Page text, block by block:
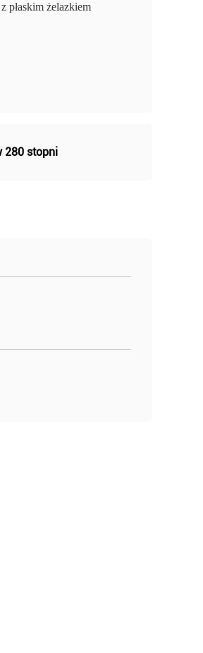
płaskim żelazkiem
280 stopni